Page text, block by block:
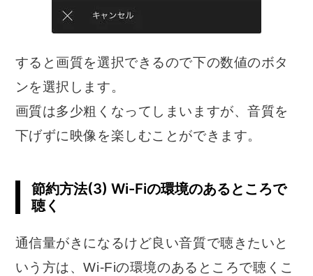
すると画質を選択できるので下の数値のボタ
ンを選択します。
画質は多少粗くなってしまいますが、音質を
下げずに映像を楽しむことができます。
節約方法(3) Wi-Fiの環境のあるところで
聴く
通信量がきになるけど良い音質で聴きたいと
いう方は、Wi-Fiの環境のあるところで聴くこ